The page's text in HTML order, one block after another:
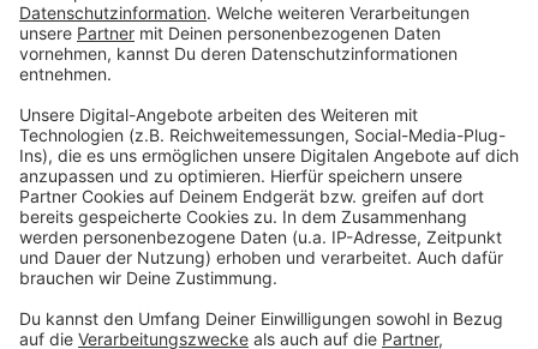
Weitere Sanierungsprojekte in der Region
Anzeige
Die Arbeiten reihen sich in eine Reihe von
Sanierungsmaßnahmen an Nebenstraßen ein. Bereits
erneuert wurden in diesem Jahr die Straßen „Im
Söntchen“, die Otto-Brenner-Straße und der
Seelbacher Weg. Geplant sind noch die Allensteiner
Straße, die Straße „Zum Wildgehege“ sowie die
Buchener Straße/Kohlenbergstraße. Insgesamt